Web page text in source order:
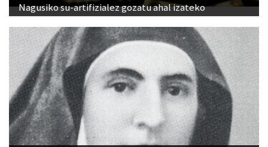
Nagusiko su-artifizialez gozatu ahal izateko